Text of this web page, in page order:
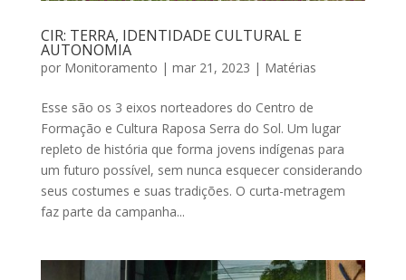
CIR: TERRA, IDENTIDADE CULTURAL E
AUTONOMIA
por Monitoramento | mar 21, 2023 | Matérias
Esse são os 3 eixos norteadores do Centro de
Formação e Cultura Raposa Serra do Sol. Um lugar
repleto de história que forma jovens indígenas para
um futuro possível, sem nunca esquecer considerando
seus costumes e suas tradições. O curta-metragem
faz parte da campanha...